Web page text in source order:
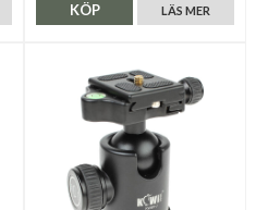
LÄS MER
KÖP